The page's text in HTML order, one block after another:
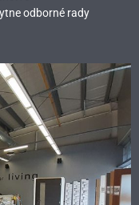
odborné rady